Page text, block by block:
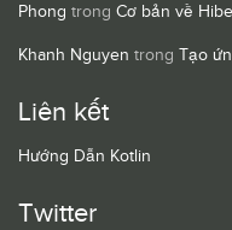
Phong trong Cơ bản về
Khanh Nguyen trong Tạo
Liên kết
Hướng Dẫn Kotlin
Twitter